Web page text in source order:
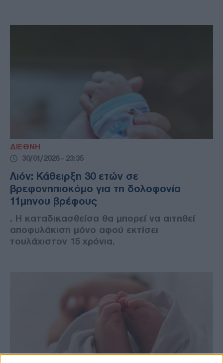
ΔΙΕΘΝΗ
30/01/2026 - 23:35
Λιόν: Κάθειρξη 30 ετών σε
βρεφονηπιοκόμο για τη δολοφονία
11μηνου βρέφους
. Η καταδικασθείσα θα μπορεί να αιτηθεί
αποφυλάκιση μόνο αφού εκτίσει
τουλάχιστον 15 χρόνια.